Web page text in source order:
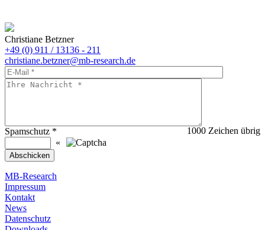
Christiane Betzner
+49 (0) 911 / 13136 - 211
christiane.betzner@mb-research.de
1000 Zeichen übrig
Spamschutz *
«
MB-Research
Impressum
Kontakt
News
Datenschutz